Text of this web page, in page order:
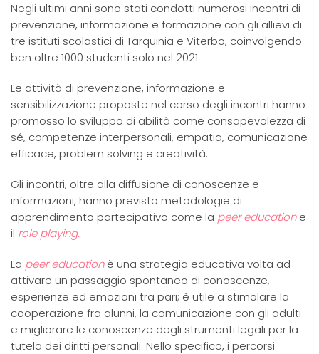
Negli ultimi anni sono stati condotti numerosi incontri di
prevenzione, informazione e formazione con gli allievi di
tre istituti scolastici di Tarquinia e Viterbo, coinvolgendo
ben oltre 1000 studenti solo nel 2021.
Le attività di prevenzione, informazione e
sensibilizzazione proposte nel corso degli incontri hanno
promosso lo sviluppo di abilità come consapevolezza di
sé, competenze interpersonali, empatia, comunicazione
efficace, problem solving e creatività.
Gli incontri, oltre alla diffusione di conoscenze e
informazioni, hanno previsto metodologie di
apprendimento partecipativo come la peer educatione
il role playing.
La peer educationè una strategia educativa volta ad
attivare un passaggio spontaneo di conoscenze,
esperienze ed emozioni tra pari; è utile a stimolare la
cooperazione fra alunni, la comunicazione con gli adulti
e migliorare le conoscenze degli strumenti legali per la
tutela dei diritti personali. Nello specifico, i percorsi